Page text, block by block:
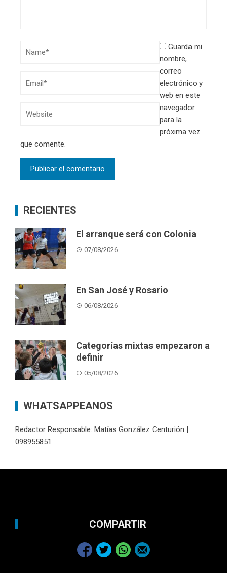
Guarda mi
nombre,
correo
electrónico y
web en este
navegador
para la
próxima vez
que comente.
RECIENTES
El arranque será con Colonia
07/08/2026
En San José y Rosario
06/08/2026
Categorías mixtas empezaron a
definir
05/08/2026
WHATSAPPEANOS
Redactor Responsable: Matías González Centurión |
098955851
COMPARTIR